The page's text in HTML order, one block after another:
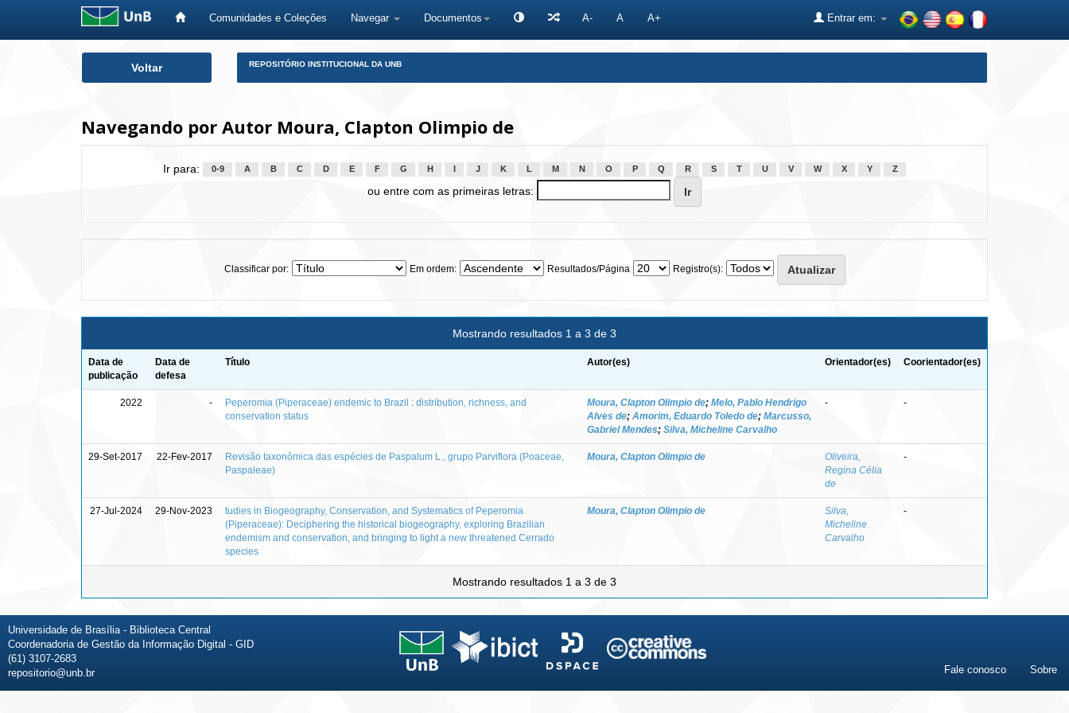
Comunidades e Coleções Navegar Documentos A- A A+ Entrar em:
Voltar REPOSITÓRIO INSTITUCIONAL DA UNB
Navegando por Autor Moura, Clapton Olimpio de
Ir para: 0-9 A B C D E F G H J K L M N O P Q R S T U V W X Y Z
ou entre com as primeiras letras:
Classificar por: Em ordem: Resultados/Página Registro(s):
Mostrando resultados 1 a 3 de 3
Data de
publicação
Data de
defesa
Título Autor(es) Orientador(es) Coorientador(es)
2022 -
Peperomia (Piperaceae) endemic to Brazil : distribution, richness, and
conservation status
Moura, Clapton Olimpio de; Melo, Pablo Hendrigo
Alves de; Amorim, Eduardo Toledo de; Marcusso,
Gabriel Mendes; Silva, Micheline Carvalho
- -
29-Set-2017 22-Fev-2017
Revisão taxonômica das espécies de Paspalum L., grupo Parviflora (Poaceae,
Paspaleae)
Moura, Clapton Olimpio de
Oliveira,
Regina Célia
de
-
27-Jul-2024 29-Nov-2023
tudies in Biogeography, Conservation, and Systematics of Peperomia
(Piperaceae): Deciphering the historical biogeography, exploring Brazilian
endemism and conservation, and bringing to light a new threatened Cerrado
species
Moura, Clapton Olimpio de
Silva,
Micheline
Carvalho
-
Mostrando resultados 1 a 3 de 3
Universidade de Brasília - Biblioteca Central
Coordenadoria de Gestão da Informação Digital - GID
(61) 3107-2683
repositorio@unb.br
Fale conosco Sobre